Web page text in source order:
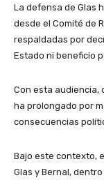
La defensa de Glas
desde el Comité de
respaldadas por
Estado ni beneficio
Con esta audiencia,
ha prolongado por
consecuencias
Bajo este contexto,
Glas y Bernal,